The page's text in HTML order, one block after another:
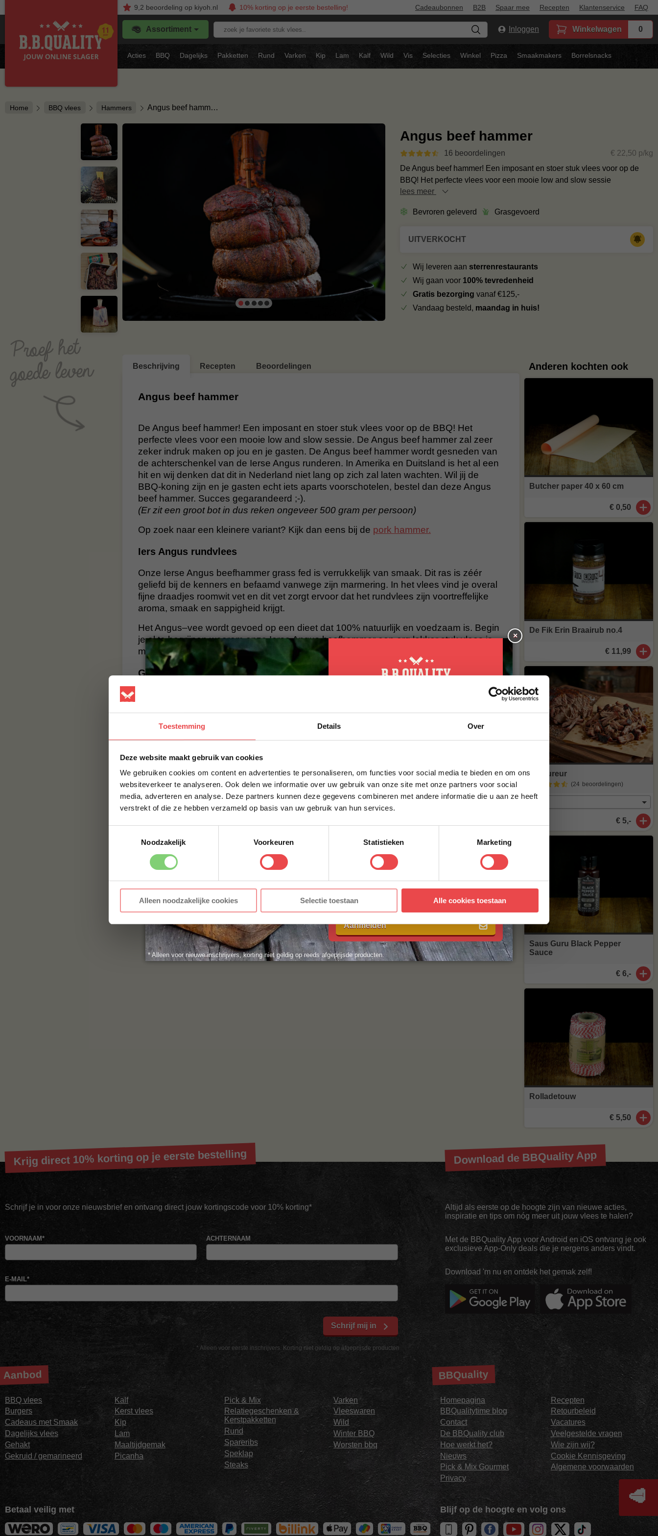
Toestemming Details Over
Deze website maakt gebruik van cookies
We gebruiken cookies om content en advertenties te personaliseren, om functies voor social media te bieden en om ons
websiteverkeer te analyseren. Ook delen we informatie over uw gebruik van onze site met onze partners voor social
media, adverteren en analyse. Deze partners kunnen deze gegevens combineren met andere informatie die u aan ze heeft
verstrekt of die ze hebben verzameld op basis van uw gebruik van hun services.
Noodzakelijk
Voorkeuren Statistieken Marketing
Alleen noodzakelijke cookies Selectie toestaan Alle cookies toestaan
9,2 beoordelingop kiyoh.nl 10% korting op je eerste bestelling! Cadeaubonnen B2B Spaar mee Recepten Klantenservice FAQ
Assortiment
Zoek
stuk
vlees..
Inloggen Winkelwagen 0
Acties BBQ Dagelijks Pakketten Rund Varken Kip Lam Kalf Wild Vis Selecties Winkel Pizza Smaakmakers Borrelsnacks
Home BBQ vlees Hammers Angus beef hamm…
Angus beef hammer
16 beoordelingen
€ 22,50 p/kg
De Angus beef hammer! Een imposant en stoer stuk vlees voor op de
BBQ! Het perfecte vlees voor een mooie low and slow sessie
lees meer
Bevroren geleverd Grasgevoerd
UITVERKOCHT
Wij leveren aan sterrenrestaurants
Wij gaan voor 100% tevredenheid
Gratis bezorging vanaf €125,-
Vandaag besteld, maandag in huis!
Beschrijving Recepten Beoordelingen
Angus beef hammer
De Angus beef hammer! Een imposant en stoer stuk vlees voor op de BBQ! Het
perfecte vlees voor een mooie low and slow sessie. De Angus beef hammer zal zeer
zeker indruk maken op jou en je gasten. De Angus beef hammer wordt gesneden van
de achterschenkel van de Ierse Angus runderen. In Amerika en Duitsland is het al een
hit en wij denken dat dit in Nederland niet lang op zich zal laten wachten. Wil jij de
BBQ-koning zijn en je gasten echt iets aparts voorschotelen, bestel dan deze Angus
beef hammer. Succes gegarandeerd ;-).
(Er zit een groot bot in dus reken ongeveer 500 gram per persoon)
Op zoek naar een kleinere variant? Kijk dan eens bij de pork hammer.
Iers Angus rundvlees
Onze Ierse Angus beefhammer grass fed is verrukkelijk van smaak. Dit ras is zéér
geliefd bij de kenners en befaamd vanwege zijn marmering. In het vlees vind je overal
fijne draadjes roomwit vet en dit vet zorgt ervoor dat het rundvlees zijn voortreffelijke
aroma, smaak en sappigheid krijgt.
Het Angus–vee wordt gevoed op een dieet dat 100% natuurlijk en voedzaam is. Begin
je al te begrijpen waarom onze Ierse Angus beefhammer een erg lekker stuk vlees is
met een zeer natuurlijke smaak.
Grass fedd
BBQuality
smaak, maar met een marinade of
smaak brengen. Bestel je kwaliteitsvlees vandaag nog en ervaar de smaak van
BBQuality!
Contact
Voor vragen of voor extra informatie kun je kijken bij deveelgestelde vragen. Staat
jouw vraag hier niet tussen? Stuur dan een berichtje viaWhatsApp
, of stuur een mailtje
Anderen kochten ook
Butcher paper 40 x 60 cm
€ 0,50
De Fik Erin Braairub no.4
€ 11,99
Procureur
(24 beoordelingen)
€ 5,-
Saus Guru Black Pepper
Sauce
€ 6,-
Rolladetouw
€ 5,50
×
10% korting op je
eerste bestelling*
VOORNAAM*
E-MAILADRES*
voorwaarden.
Aanmelden
* Alleen voor nieuwe inschrijvers, korting niet geldig op reeds afgeprijsde producten.
Krijg direct 10% korting op je eerste bestelling
Schrijf je in voor onze nieuwsbrief en ontvang direct jouw kortingscode voor 10% korting*
* Alleen voor eerste inschrijvers. Korting niet geldig op afgeprijsde producten
VOORNAAM* ACHTERNAAM
E-MAIL*
Schrijf mij in
Download de BBQuality App
Altijd als eerste op de hoogte zijn van nieuwe acties,
inspiratie en tips om nóg meer uit jouw vlees te halen?
Met de BBQuality App voor Android en iOS ontvang je ook
exclusieve App-Only deals die je nergens anders vindt.
Download 'm nu en ontdek het gemak zelf!
Aanbod
BBQ vlees
Burgers
Cadeaus met Smaak
Dagelijks vlees
Gehakt
Gekruid / gemarineerd
Kalf
Kerst vlees
Kip
Lam
Maaltijdgemak
Picanha
Pick & Mix
Relatiegeschenken &
Kerstpakketten
Rund
Spareribs
Speklap
Steaks
Varken
Vleeswaren
Wild
Winter BBQ
Worsten bbq
BBQuality
Homepagina
BBQualitytime blog
Contact
De BBQuality club
Hoe werkt het?
Nieuws
Pick & Mix Gourmet
Privacy
Recepten
Retourbeleid
Vacatures
Veelgestelde vragen
Wie zijn wij?
Cookie Kennisgeving
Algemene voorwaarden
Betaal veilig met Blijf op de hoogte en volg ons
🥩